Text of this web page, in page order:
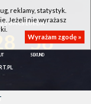
UMCS LUBLIN
56
reklamy, statystyk.
Jeżeli nie wyrażasz
Wyrażam zgodę »